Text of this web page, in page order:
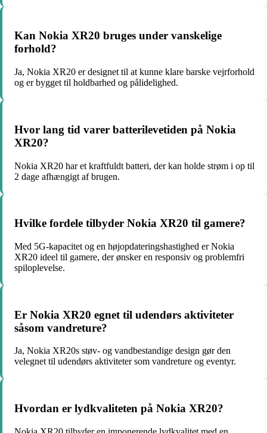
Kan Nokia XR20 bruges under vanskelige
forhold?
Ja, Nokia XR20 er designet til at kunne klare barske vejrforhold
og er bygget til holdbarhed og pålidelighed.
Hvor lang tid varer batterilevetiden på Nokia
XR20?
Nokia XR20 har et kraftfuldt batteri, der kan holde strøm i op til
2 dage afhængigt af brugen.
Hvilke fordele tilbyder Nokia XR20 til gamere?
Med 5G-kapacitet og en højopdateringshastighed er Nokia
XR20 ideel til gamere, der ønsker en responsiv og problemfri
spiloplevelse.
Er Nokia XR20 egnet til udendørs aktiviteter
såsom vandreture?
Ja, Nokia XR20s støv- og vandbestandige design gør den
velegnet til udendørs aktiviteter som vandreture og eventyr.
Hvordan er lydkvaliteten på Nokia XR20?